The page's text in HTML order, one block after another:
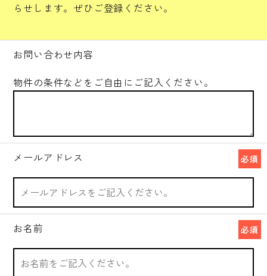
らせします。ぜひご登録ください。
お問い合わせ内容
物件の条件などをご自由にご記入ください。
メールアドレス 必須
お名前 必須